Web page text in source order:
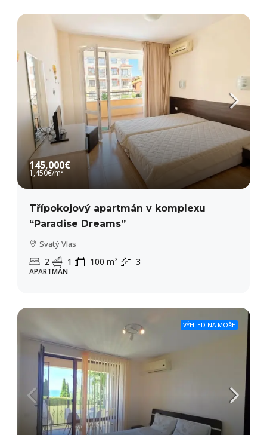
145,000€
1,450€/m²
Třípokojový apartmán v komplexu
“Paradise Dreams”
Svatý Vlas
2 1 100 m² 3
APARTMÁN
VÝHLED NA MOŘE